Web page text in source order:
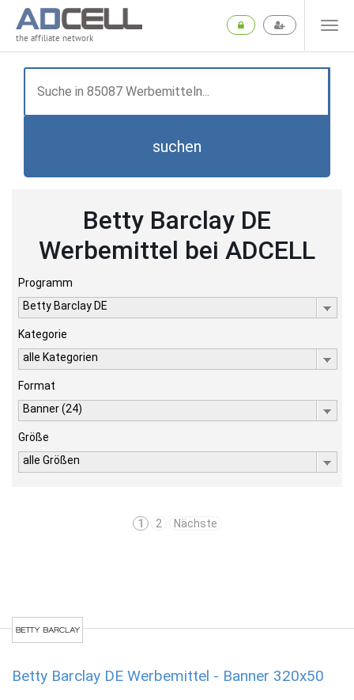
the affiliate network
suchen
Betty Barclay DE
Werbemittel bei ADCELL
Programm
Betty Barclay DE
Kategorie
alle Kategorien
Format
Banner (24)
Größe
alle Größen
1 2 Nächste
Betty Barclay DE Werbemittel - Banner 320x50